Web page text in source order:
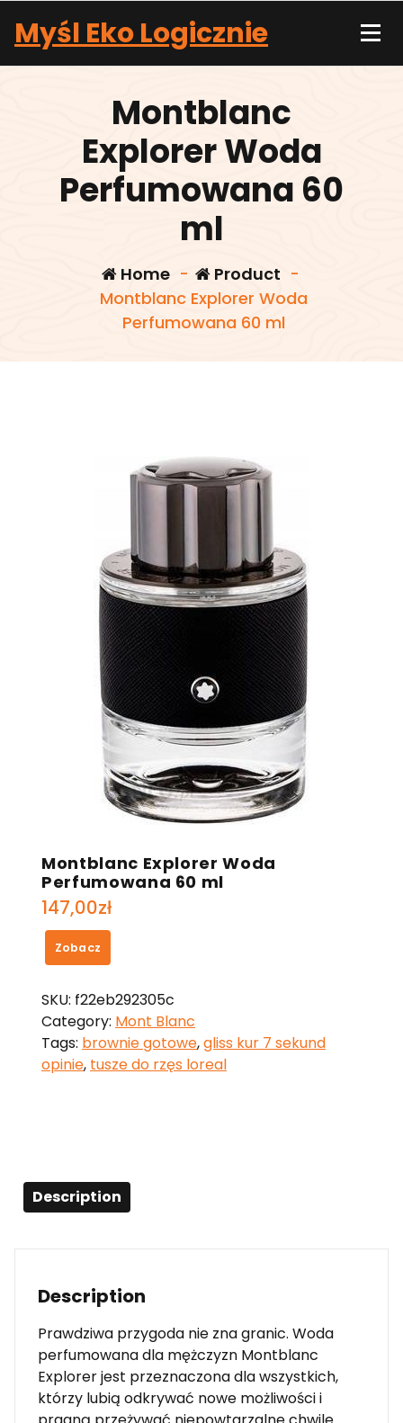
content
Myśl Eko Logicznie
Montblanc
Explorer Woda
Perfumowana 60
ml
Home- Product -
Montblanc Explorer Woda
Perfumowana 60 ml
Montblanc Explorer Woda
Perfumowana 60 ml
147,00zł
Zobacz
SKU: f22eb292305c
Category: Mont Blanc
Tags: brownie gotowe,gliss kur 7 sekund
opinie, tusze do rzęs loreal
Description
Description
Prawdziwa przygoda nie zna granic. Woda
perfumowana dla mężczyzn Montblanc
Explorer jest przeznaczona dla wszystkich,
którzy lubią odkrywać nowe możliwości i